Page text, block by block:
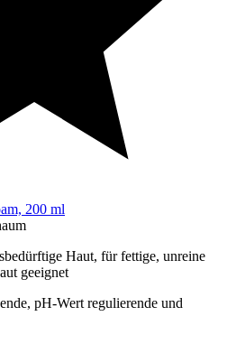
200 ml
Haut, für fettige, unreine
geeignet
pH-Wert regulierende und